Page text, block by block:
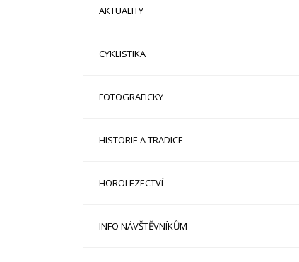
AKTUALITY
CYKLISTIKA
FOTOGRAFICKY
HISTORIE A TRADICE
HOROLEZECTVÍ
INFO NÁVŠTĚVNÍKŮM